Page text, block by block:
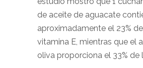
de aceite de aguacate
aproximadamente el 23%
vitamina E, mientras que el
oliva proporciona el 33% de